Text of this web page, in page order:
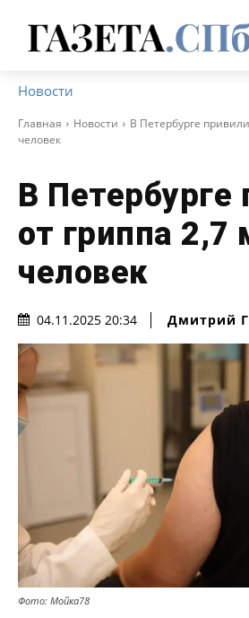
Новости
Главная Новости
В Петербурге
человек
В Петербурге
от гриппа 2,7
человек
04.11.2025 20:34 Дмитрий
Фото: Мойка78